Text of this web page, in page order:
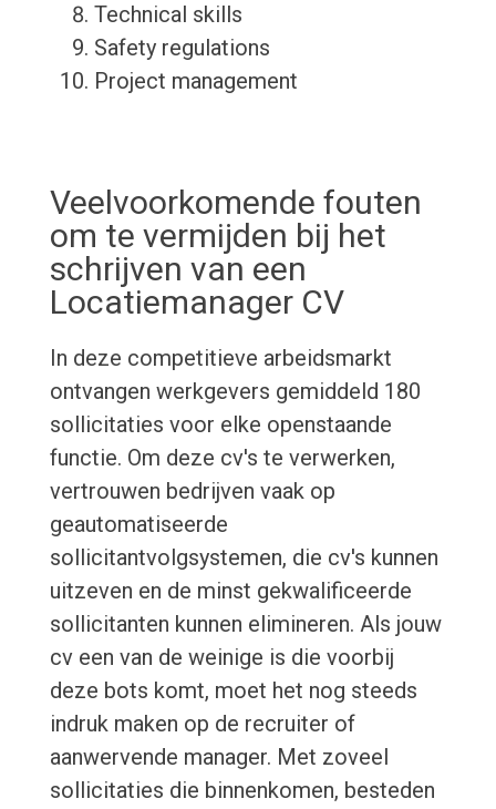
Technical skills
Safety regulations
Project management
Veelvoorkomende fouten
om te vermijden bij het
schrijven van een
Locatiemanager CV
In deze competitieve arbeidsmarkt
ontvangen werkgevers gemiddeld 180
sollicitaties voor elke openstaande
functie. Om deze cv's te verwerken,
vertrouwen bedrijven vaak op
geautomatiseerde
sollicitantvolgsystemen, die cv's kunnen
uitzeven en de minst gekwalificeerde
sollicitanten kunnen elimineren. Als jouw
cv een van de weinige is die voorbij
deze bots komt, moet het nog steeds
indruk maken op de recruiter of
aanwervende manager. Met zoveel
sollicitaties die binnenkomen, besteden